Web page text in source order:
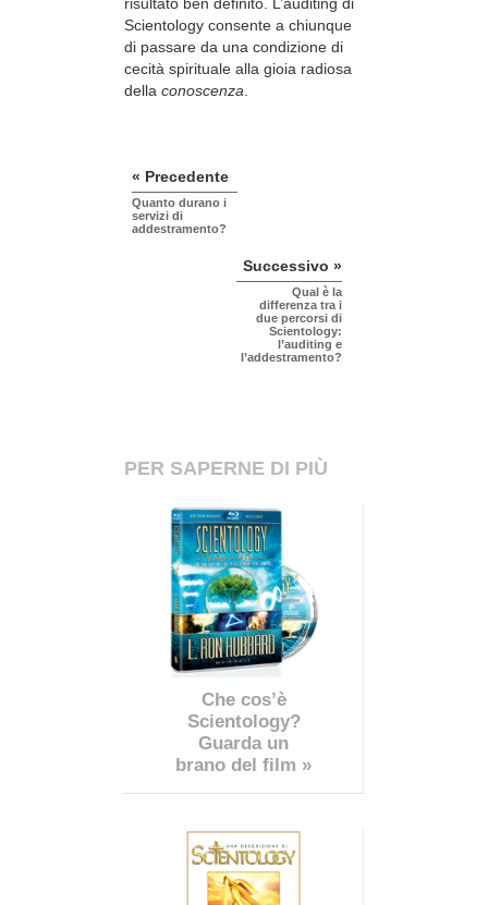
Scientology consente a chiunque
di passare da una condizione di
cecità spirituale alla gioia radiosa
della conoscenza
« Precedente
Quanto durano i
servizi di
addestramento?
Successivo »
Qual è la
differenza tra i
due percorsi di
Scientology:
l’auditing e
l’addestramento?
PER SAPERNE DI PIÙ
Che cos’è
Scientology?
Guarda un
brano del film »